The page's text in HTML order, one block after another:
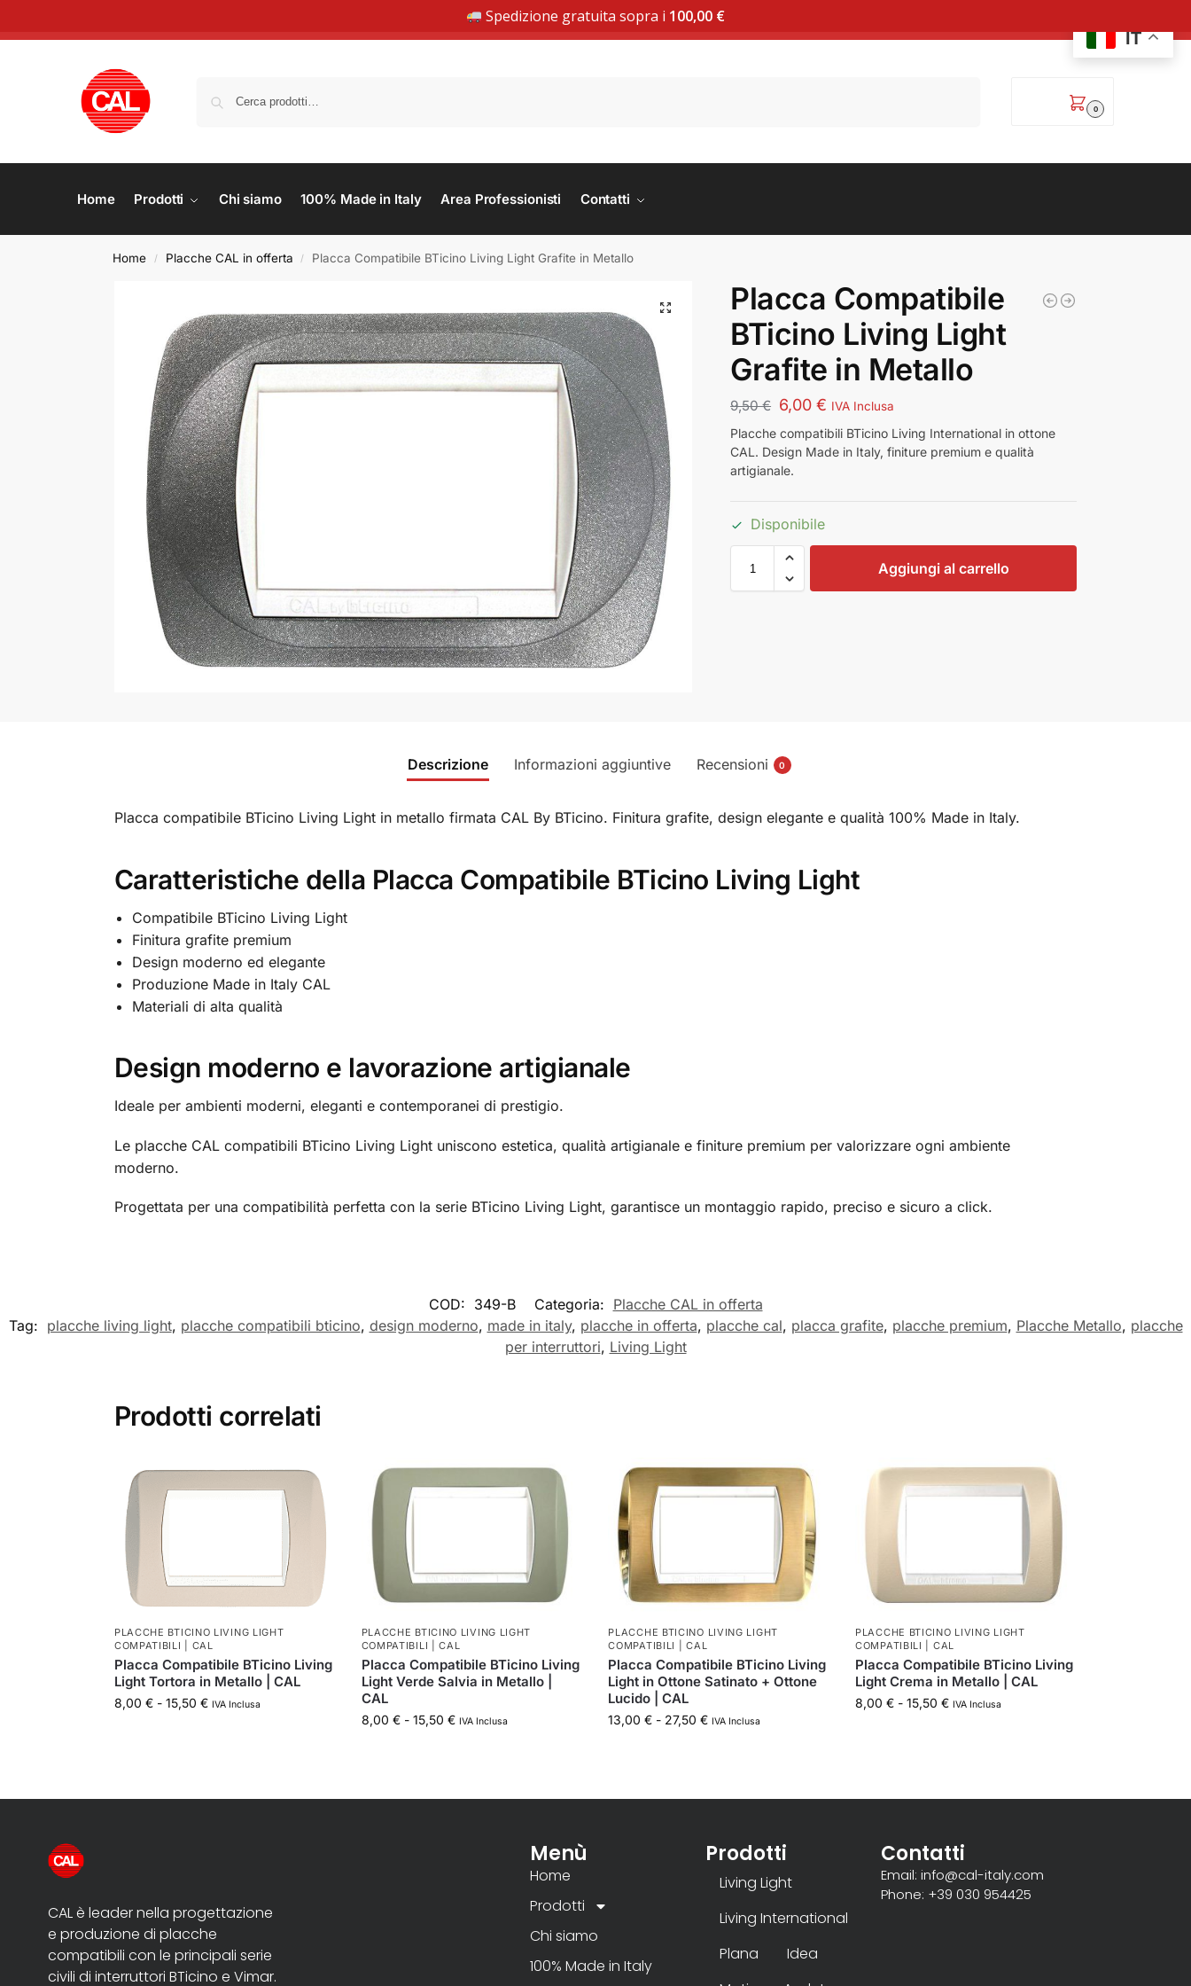
SPEDIZIONE GRATUITA DA 100 € | ACQUISTA ORA
0
Home Prodotti Chi siamo 100% Made in Italy Area Professionisti Contatti
Home / Placche CAL in offerta / Placca Compatibile BTicino Living Light Grafite in Metallo
Placca Compatibile
BTicino Living Light
Grafite in Metallo
9,50€ 6,00€ IVA Inclusa
Placche compatibili BTicino Living International in ottone
CAL. Design Made in Italy, finiture premium e qualità
artigianale.
Disponibile
Aggiungi al carrello
Descrizione Informazioni aggiuntive Recensioni 0
Placca compatibile BTicino Living Light in metallo firmata CAL By BTicino. Finitura grafite, design elegante e qualità 100% Made in Italy.
Caratteristiche della Placca Compatibile BTicino Living Light
Compatibile BTicino Living Light
Finitura grafite premium
Design moderno ed elegante
Produzione Made in Italy CAL
Materiali di alta qualità
Design moderno e lavorazione artigianale
Ideale per ambienti moderni, eleganti e contemporanei di prestigio.
Le placche CAL compatibili BTicino Living Light uniscono estetica, qualità artigianale e finiture premium per valorizzare ogni ambiente
moderno.
Progettata per una compatibilità perfetta con la serie BTicino Living Light, garantisce un montaggio rapido, preciso e sicuro a click.
COD: 349-B Categoria: Placche CAL in offerta
Tag: placche living light, placche compatibili bticino, design moderno, made in italy, placche in offerta, placche cal, placca grafite, placche premium, Placche Metallo, placche
per interruttori, Living Light
Prodotti correlati
PLACCHE BTICINO LIVING LIGHT
COMPATIBILI | CAL
Placca Compatibile BTicino Living
Light Tortora in Metallo | CAL
8,00 € - 15,50 € IVA Inclusa
PLACCHE BTICINO LIVING LIGHT
COMPATIBILI | CAL
Placca Compatibile BTicino Living
Light Verde Salvia in Metallo |
CAL
8,00 € - 15,50 € IVA Inclusa
PLACCHE BTICINO LIVING LIGHT
COMPATIBILI | CAL
Placca Compatibile BTicino Living
Light in Ottone Satinato + Ottone
Lucido | CAL
13,00€ - 27,50€ IVA Inclusa
PLACCHE BTICINO LIVING LIGHT
COMPATIBILI | CAL
Placca Compatibile BTicino Living
Light Crema in Metallo | CAL
8,00€ - 15,50€ IVA Inclusa
CAL è leader nella progettazione
e produzione di placche
compatibili con le principali serie
civili di interruttori BTicino e Vimar.
Menù
Home
Prodotti
Chi siamo
100% Made in Italy
Prodotti
Living Light
Living International
Plana
Idea
Contatti
Email: info@cal-italy.com
Phone: +39 030 954425
IT
Spedizione gratuita sopra i 100,00 €